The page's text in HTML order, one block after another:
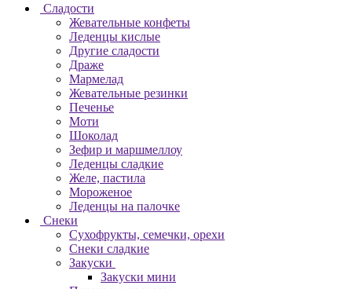
Сладости
Жевательные конфеты
Леденцы кислые
Другие сладости
Драже
Мармелад
Жевательные резинки
Печенье
Моти
Шоколад
Зефир и маршмеллоу
Леденцы сладкие
Желе, пастила
Мороженое
Леденцы на палочке
Снеки
Сухофрукты, семечки, орехи
Снеки сладкие
Закуски
Закуски мини